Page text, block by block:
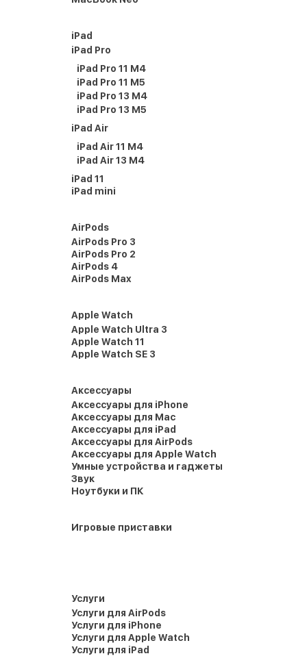
iPad
iPad Pro
iPad Pro 11 M4
iPad Pro 11 M5
iPad Pro 13 M4
iPad Pro 13 M5
iPad Air
iPad Air 11 M4
iPad Air 13 M4
iPad 11
iPad mini
AirPods
AirPods Pro 3
AirPods Pro 2
AirPods 4
AirPods Max
Apple Watch
Apple Watch Ultra 3
Apple Watch 11
Apple Watch SE 3
Аксессуары
Аксессуары для iPhone
Аксессуары для Mac
Аксессуары для iPad
Аксессуары для AirPods
Аксессуары для Apple Watch
Умные устройства и гаджеты
Звук
Ноутбуки и ПК
Игровые приставки
Услуги
Услуги для AirPods
Услуги для iPhone
Услуги для Apple Watch
Услуги для iPad